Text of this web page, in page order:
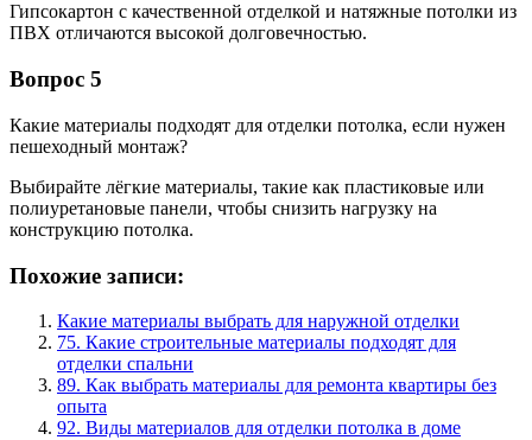
Гипсокартон с качественной отделкой и натяжные потолки из
ПВХ отличаются высокой долговечностью.
Вопрос 5
Какие материалы подходят для отделки потолка, если нужен
пешеходный монтаж?
Выбирайте лёгкие материалы, такие как пластиковые или
полиуретановые панели, чтобы снизить нагрузку на
конструкцию потолка.
Похожие записи:
Какие материалы выбрать для наружной отделки
75. Какие строительные материалы подходят для
отделки спальни
89. Как выбрать материалы для ремонта квартиры без
опыта
92. Виды материалов для отделки потолка в доме